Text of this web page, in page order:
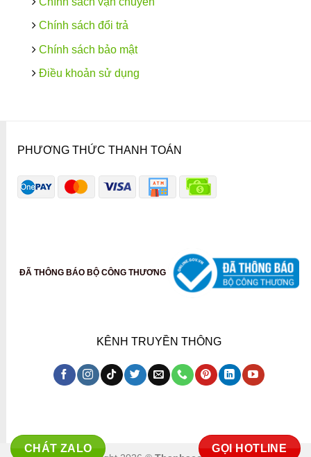
Chính sách đổi trả
Chính sách bảo mật
Điều khoản sử dụng
PHƯƠNG THỨC THANH TOÁN
ĐÃ THÔNG BÁO BỘ CÔNG THƯƠNG
KÊNH TRUYỀN THÔNG
CHÁT ZALO GỌI HOTLINE